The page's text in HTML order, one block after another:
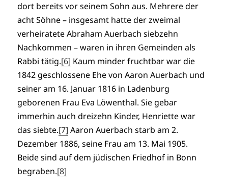
dort bereits vor seinem Sohn aus. Mehrere der
acht Söhne – insgesamt hatte der zweimal
verheiratete Abraham Auerbach siebzehn
Nachkommen – waren in ihren Gemeinden als
Rabbi tätig.[6] Kaum minder fruchtbar war die
1842 geschlossene Ehe von Aaron Auerbach und
seiner am 16. Januar 1816 in Ladenburg
geborenen Frau Eva Löwenthal. Sie gebar
immerhin auch dreizehn Kinder, Henriette war
das siebte.[7] Aaron Auerbach starb am 2.
Dezember 1886, seine Frau am 13. Mai 1905.
Beide sind auf dem jüdischen Friedhof in Bonn
begraben.[8]